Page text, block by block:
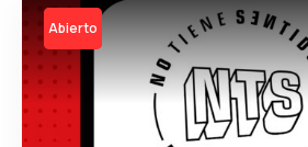
Open